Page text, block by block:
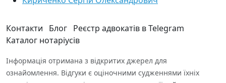
Контакти Блог Реєстр адвокатів в Telegram
Каталог нотаріусів
Інформація отримана з відкритих джерел для
ознайомлення. Відгуки є оціночними судженнями їхніх